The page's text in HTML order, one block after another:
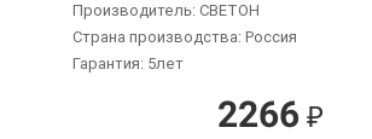
Производитель: СВЕТОН
Страна производства: Россия
Гарантия: 5лет
2266 ₽